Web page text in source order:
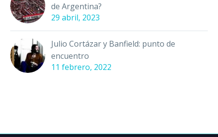
de Argentina?
29 abril, 2023
Julio Cortázar y Banfield: punto de
encuentro
11 febrero, 2022